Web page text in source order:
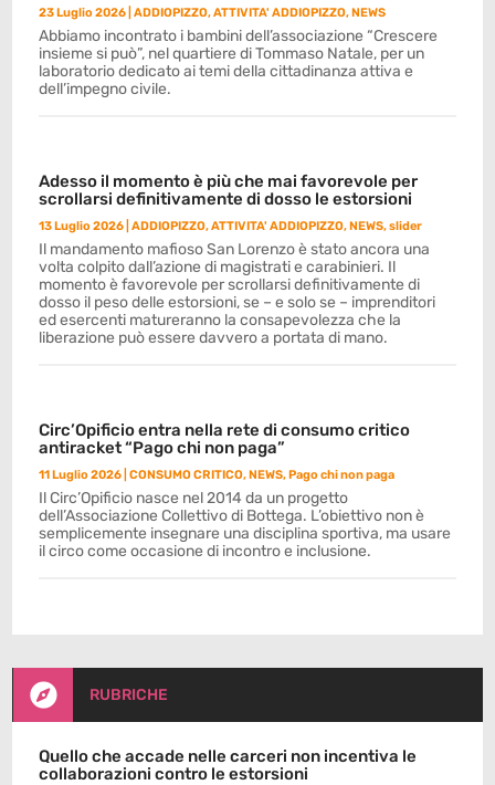
23 Luglio 2026 |ADDIOPIZZO,ATTIVITA' ADDIOPIZZO,NEWS
Abbiamo incontrato i bambini dell’associazione “Crescere
insieme si può”, nel quartiere di Tommaso Natale, per un
laboratorio dedicato ai temi della cittadinanza attiva e
dell’impegno civile.
Adesso il momento è più che mai favorevole per
scrollarsi definitivamente di dosso le estorsioni
13 Luglio 2026 |ADDIOPIZZO,ATTIVITA' ADDIOPIZZO,NEWS,slider
Il mandamento mafioso San Lorenzo è stato ancora una
volta colpito dall’azione di magistrati e carabinieri. Il
momento è favorevole per scrollarsi definitivamente di
dosso il peso delle estorsioni, se – e solo se – imprenditori
ed esercenti matureranno la consapevolezza che la
liberazione può essere davvero a portata di mano.
Circ’Opificio entra nella rete di consumo critico
antiracket “Pago chi non paga”
11 Luglio 2026 |CONSUMO CRITICO,NEWS,Pago chi non paga
Il Circ’Opificio nasce nel 2014 da un progetto
dell’Associazione Collettivo di Bottega. L’obiettivo non è
semplicemente insegnare una disciplina sportiva, ma usare
il circo come occasione di incontro e inclusione.
 RUBRICHE
Quello che accade nelle carceri non incentiva le
collaborazioni contro le estorsioni